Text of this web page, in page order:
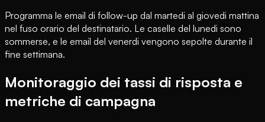
Programma le email di follow-up dal martedi al giovedi mattina
nel fuso orario del destinatario. Le caselle del lunedi sono
sommerse, e le email del venerdi vengono sepolte durante il
fine settimana.
Monitoraggio dei tassi di risposta e
metriche di campagna